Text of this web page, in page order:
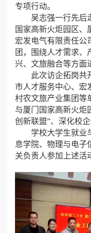
专项行动。
吴志强一行先后走
国家高新火炬园区、
宏发电气有限责任公
团，围绕人才需求、
兴、文旅融合等方面
此次访企拓岗共开
市人才服务中心、宏
村农文旅产业集团等
与厦门国家高新火炬
创新联盟”、深化校
学校大学生就业与
息学院、物理与电子
关负责人参加上述活